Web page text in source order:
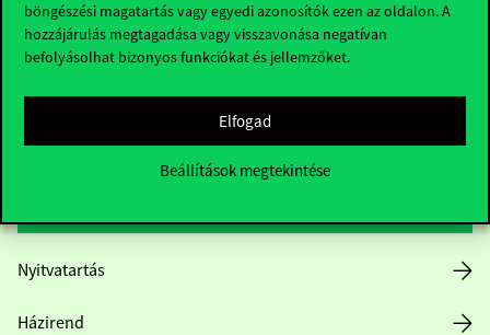
böngészési magatartás vagy egyedi azonosítók ezen az oldalon. A
hozzájárulás megtagadása vagy visszavonása negatívan
befolyásolhat bizonyos funkciókat és jellemzőket.
Elfogad
Beállítások megtekintése
Nyitvatartás
Házirend